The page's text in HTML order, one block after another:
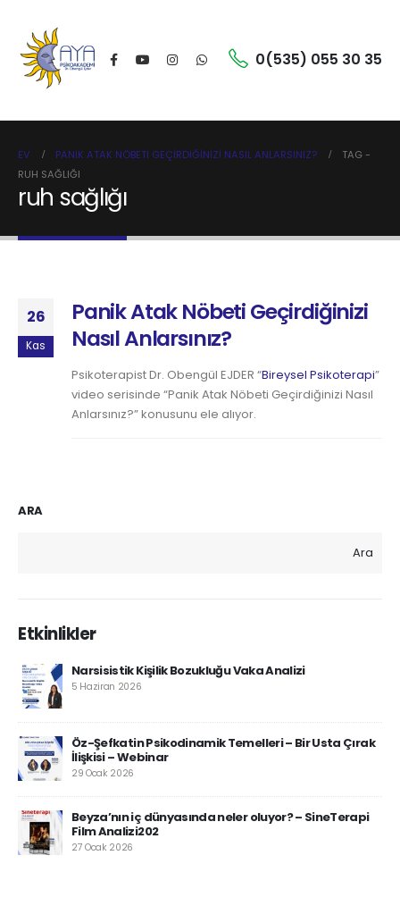
0(535) 055 30 35
EV PANIK ATAK NÖBETI GEÇIRDIĞINIZI NASIL ANLARSINIZ?
TAG -
RUH SAĞLIĞI
ruh sağlığı
26
Kas
Panik Atak Nöbeti Geçirdiğinizi
Nasıl Anlarsınız?
Psikoterapist Dr. Obengül EJDER “Bireysel Psikoterapi”
video serisinde “Panik Atak Nöbeti Geçirdiğinizi Nasıl
Anlarsınız?” konusunu ele alıyor.
ARA
Ara
Etkinlikler
Narsisistik Kişilik Bozukluğu Vaka Analizi
5 Haziran 2026
Öz-Şefkatin Psikodinamik Temelleri – Bir Usta Çırak
İlişkisi – Webinar
29 Ocak 2026
Beyza’nın iç dünyasında neler oluyor? – SineTerapi
Film Analizi202
27 Ocak 2026